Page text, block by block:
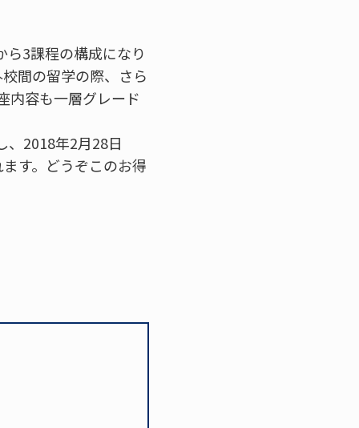
3課程の構成になり
間の留学の際、さら
内容も一層グレード
、2018年2月28日
す。どうぞこのお得